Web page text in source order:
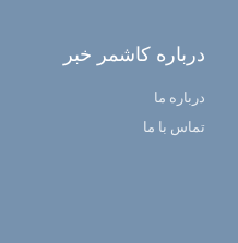
درباره کاشمر خبر
درباره ما
تماس با ما